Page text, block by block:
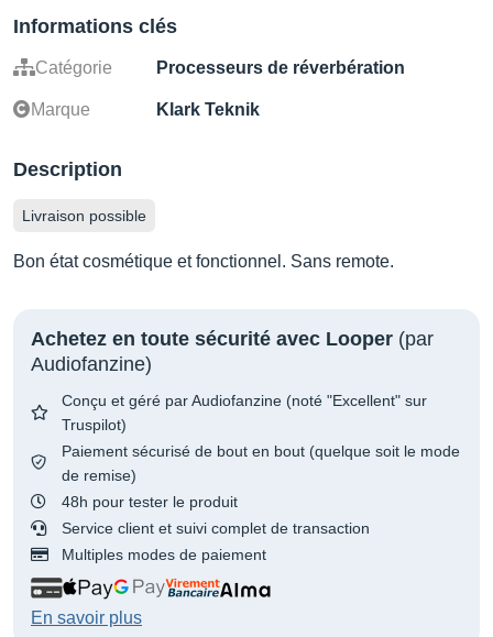
Informations clés
Catégorie Processeurs de réverbération
Marque Klark Teknik
Description
Livraison possible
Bon état cosmétique et fonctionnel. Sans remote.
Achetez en toute sécurité avec Looper (par
Audiofanzine)
Conçu et géré par Audiofanzine (noté "Excellent" sur
Truspilot)
Paiement sécurisé de bout en bout (quelque soit le mode
de remise)
48h pour tester le produit
Service client et suivi complet de transaction
Multiples modes de paiement
En savoir plus